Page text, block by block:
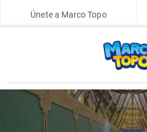
Únete a Marco Topo